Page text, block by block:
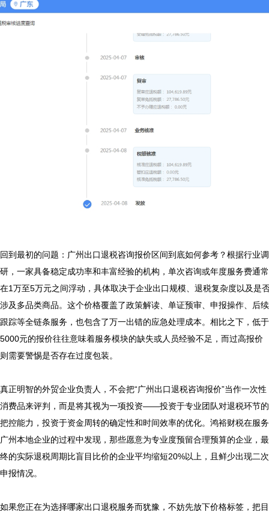
回到最初的问题：广州出口退税咨询报价区间到底如何参考？根据行业调
研，一家具备稳定成功率和丰富经验的机构，单次咨询或年度服务费通常
在1万至5万元之间浮动，具体取决于企业出口规模、退税复杂度以及是
涉及多品类商品。这个价格覆盖了政策解读、单证预审、申报操作、后续
跟踪等全链条服务，也包含了万一出错的应急处理成本。相比之下，低于
5000元的报价往往意味着服务模块的缺失或人员经验不足，而过高报价
则需要警惕是否存在过度包装。
真正明智的外贸企业负责人，不会把“广州出口退税咨询报价”当作一次性
消费品来评判，而是将其视为一项投资——投资于专业团队对退税环节的
把控能力，投资于资金周转的确定性和时间效率的优化。鸿裕财税在服务
广州本地企业的过程中发现，那些愿意为专业度预留合理预算的企业，最
终的实际退税周期比盲目比价的企业平均缩短20%以上，且鲜少出现二次
申报情况。
如果您正在为选择哪家出口退税服务而犹豫，不妨先放下价格标签，把目